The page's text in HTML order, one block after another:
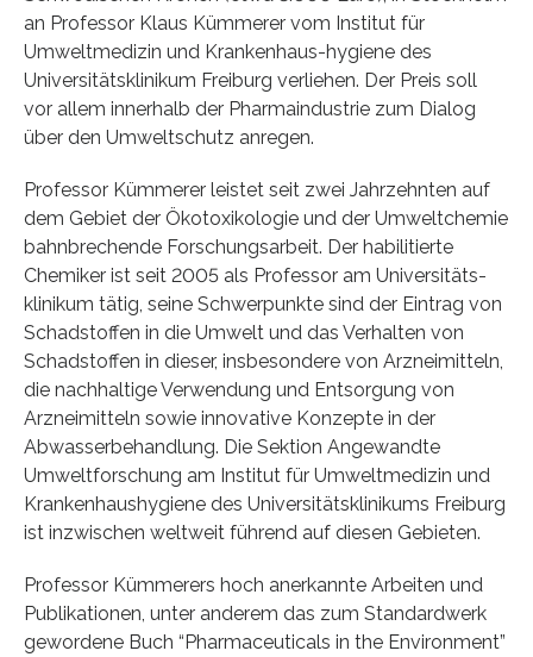
an Professor Klaus Kümmerer vom Institut für
Umweltmedizin und Krankenhaus-hygiene des
Universitätsklinikum Freiburg verliehen. Der Preis soll
vor allem innerhalb der Pharmaindustrie zum Dialog
über den Umweltschutz anregen.
Professor Kümmerer leistet seit zwei Jahrzehnten auf
dem Gebiet der Ökotoxikologie und der Umweltchemie
bahnbrechende Forschungsarbeit. Der habilitierte
Chemiker ist seit 2005 als Professor am Universitäts-
klinikum tätig, seine Schwerpunkte sind der Eintrag von
Schadstoffen in die Umwelt und das Verhalten von
Schadstoffen in dieser, insbesondere von Arzneimitteln,
die nachhaltige Verwendung und Entsorgung von
Arzneimitteln sowie innovative Konzepte in der
Abwasserbehandlung. Die Sektion Angewandte
Umweltforschung am Institut für Umweltmedizin und
Krankenhaushygiene des Universitätsklinikums Freiburg
ist inzwischen weltweit führend auf diesen Gebieten.
Professor Kümmerers hoch anerkannte Arbeiten und
Publikationen, unter anderem das zum Standardwerk
gewordene Buch “Pharmaceuticals in the Environment”